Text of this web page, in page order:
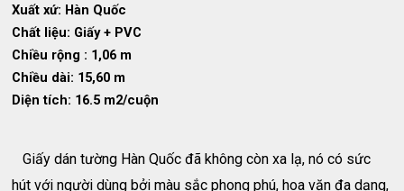
Xuất xứ: Hàn Quốc
Chất liệu: Giấy + PVC
Chiều rộng : 1,06 m
Chiều dài: 15,60 m
Diện tích: 16.5 m2/cuộn
Giấy dán tường Hàn Quốc đã không còn xa lạ, nó có sức
hút với người dùng bởi màu sắc phong phú, hoa văn đa dạng,